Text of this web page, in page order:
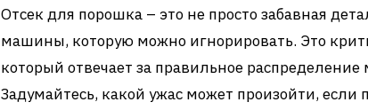
Отсек для порошка – это не просто забавная
машины, которую можно игнорировать. Это
который отвечает за правильное
Задумайтесь, какой ужас может произойти, если